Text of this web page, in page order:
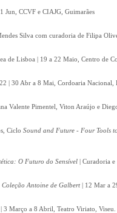
Jun, CCVF e CIAJG, Guimarães
Silva com curadoria de Filipa
de Lisboa | 19 a 22 Maio, Centro de
| 30 Abr a 8 Mai, Cordoaria Nacional,
Valente Pimentel, Viton Araújo e
Ciclo Sound and Future - Four Tools
O Futuro do Sensível | Curadoria
Antoine de Galbert | 12 Mar a
| 3 Março a 8 Abril, Teatro Viriato, Viseu.